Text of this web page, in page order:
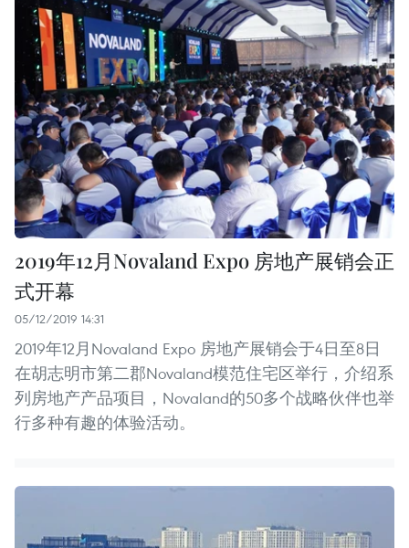
2019年12月Novaland Expo 房地产展销会正
式开幕
05/12/2019 14:31
2019年12月Novaland Expo 房地产展销会于4日至8日
在胡志明市第二郡Novaland模范住宅区举行，介绍系
列房地产产品项目，Novaland的50多个战略伙伴也举
行多种有趣的体验活动。